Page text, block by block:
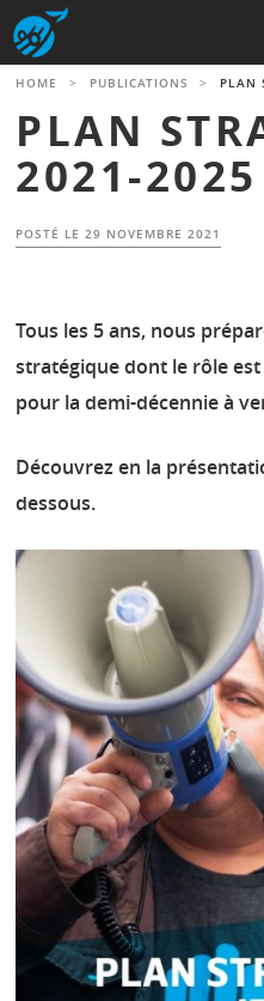
Aller
au
contenu
HOME > PUBLICATIONS > PLAN
PLAN
2021-2025
POSTÉ LE29 NOVEMBRE 2021
Tous les 5 ans, nous
stratégique dont le rôle
pour la demi-décennie à
Découvrez en la
dessous.